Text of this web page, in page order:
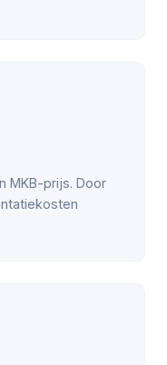
MKB-prijs. Door